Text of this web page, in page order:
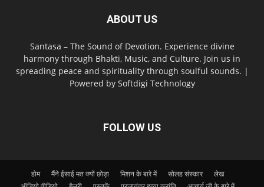
ABOUT US
Santasa – The Sound of Devotion. Experience divine
harmony through Bhakti, Music, and Culture. Join us in
spreading peace and spirituality through soulful sounds. |
Powered by Softdigi Technology
FOLLOW US
होम मैंने ईसाई मत क्यों छोड़ा मिशन के बारे में सोलह संस्कार
लेख